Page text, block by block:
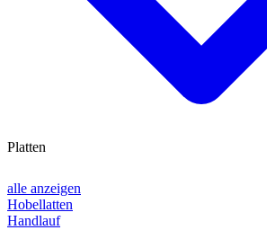
alle anzeigen
Hobellatten
Handlauf
Platten